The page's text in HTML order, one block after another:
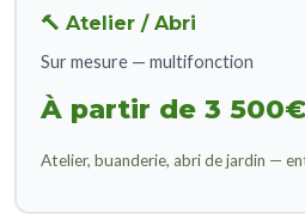
🔨 Atelier / Abri
Sur mesure — multifonction
À partir de 3 500€
Atelier, buanderie, abri de jardin —